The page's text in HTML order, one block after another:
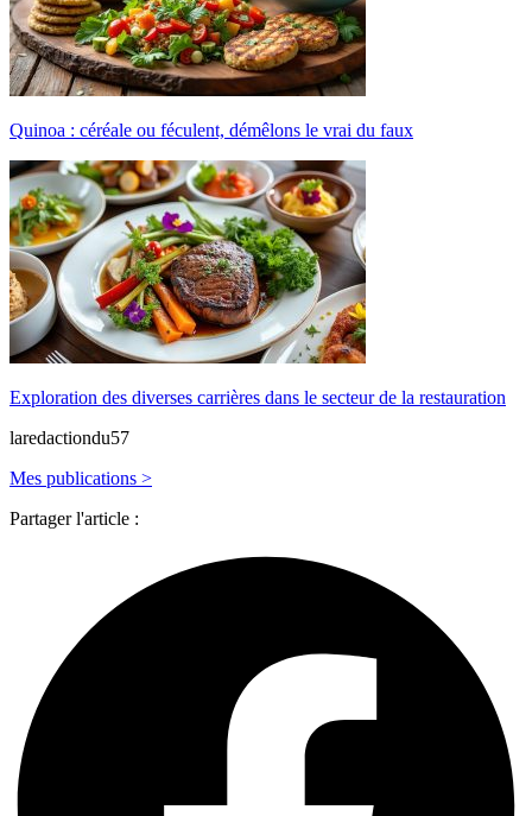
Quinoa : céréale ou féculent, démêlons le vrai du faux
Exploration des diverses carrières dans le secteur de la restauration
laredactiondu57
Mes publications >
Partager l'article :